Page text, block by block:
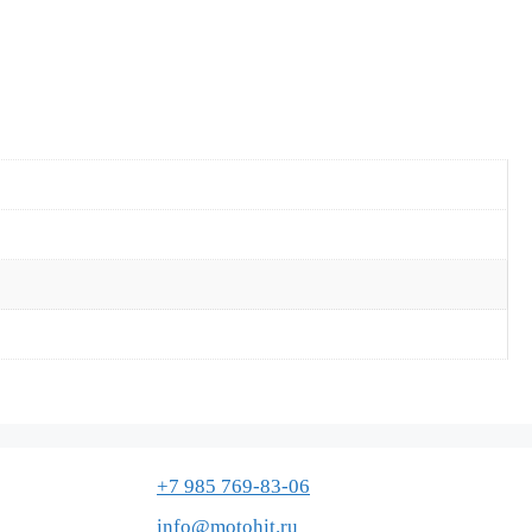
+7 985 769-83-06
info@motohit.ru